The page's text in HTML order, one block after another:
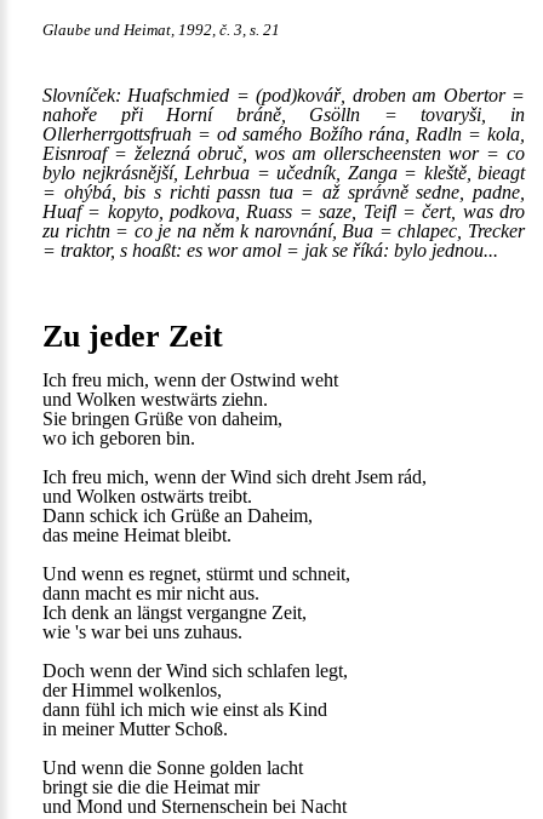
Glaube und Heimat, 1992, č. 3, s. 21
Slovníček: Huafschmied = (pod)kovář, droben am Obertor =
nahoře při Horní bráně, Gsölln = tovaryši, in
Ollerherrgottsfruah = od samého Božího rána, Radln = kola,
Eisnroaf = železná obruč, wos am ollerscheensten wor = co
bylo nejkrásnější, Lehrbua = učedník, Zanga = kleště, bieagt
= ohýbá, bis s richti passn tua = až správně sedne, padne,
Huaf = kopyto, podkova, Ruass = saze, Teifl = čert, was dro
zu richtn = co je na něm k narovnání, Bua = chlapec, Trecker
= traktor, s hoaßt: es wor amol = jak se říká: bylo jednou...
Zu jeder Zeit
Ich freu mich, wenn der Ostwind weht
und Wolken westwärts ziehn.
Sie bringen Grüße von daheim,
wo ich geboren bin.
Ich freu mich, wenn der Wind sich dreht Jsem rád,
und Wolken ostwärts treibt.
Dann schick ich Grüße an Daheim,
das meine Heimat bleibt.
Und wenn es regnet, stürmt und schneit,
dann macht es mir nicht aus.
Ich denk an längst vergangne Zeit,
wie 's war bei uns zuhaus.
Doch wenn der Wind sich schlafen legt,
der Himmel wolkenlos,
dann fühl ich mich wie einst als Kind
in meiner Mutter Schoß.
Und wenn die Sonne golden lacht
bringt sie die die Heimat mir
und Mond und Sternenschein bei Nacht